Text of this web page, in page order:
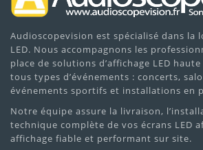
Audioscopevision est spécialisé dans la
LED. Nous accompagnons les
place de solutions d’affichage LED
tous types d’événements : concerts,
événements sportifs et installations en
Notre équipe assure la livraison,
technique complète de vos écrans LED
affichage fiable et performant sur site.